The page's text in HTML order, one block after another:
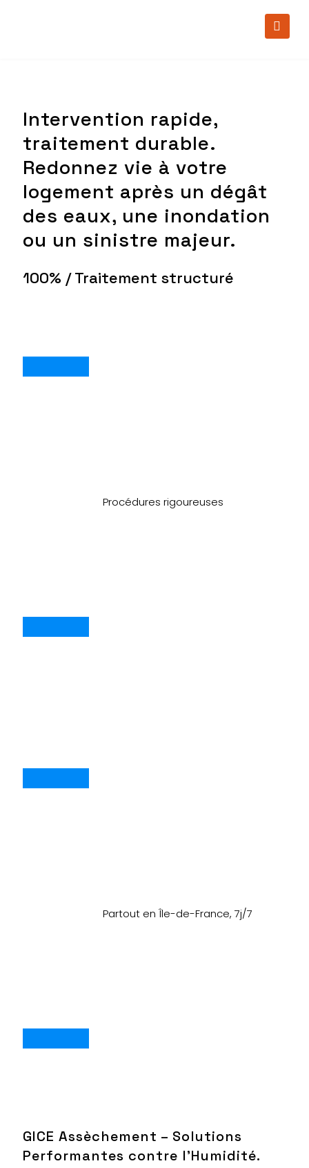
Intervention rapide,
traitement durable.
Redonnez vie à votre
logement après un dégât
des eaux, une inondation
ou un sinistre majeur.
100% / Traitement structuré
Procédures rigoureuses
Partout en Île-de-France, 7j/7
GICE Assèchement – Solutions
Performantes contre l’Humidité.